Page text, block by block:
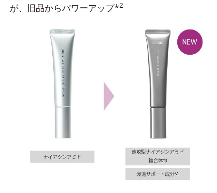
が、旧品からパワーアップ*2